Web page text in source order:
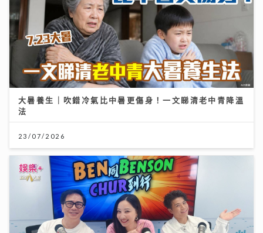
大暑養生｜吹錯冷氣比中暑更傷身！一文睇清老中青降溫
法
23/07/2026